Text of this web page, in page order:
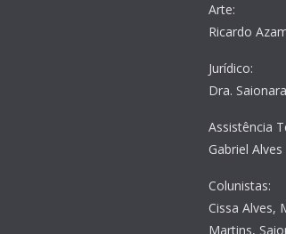
Arte:
Ricardo
Jurídico:
Dra.
Assistência
Gabriel Alves
Colunistas:
Cissa Alves,
Martins,